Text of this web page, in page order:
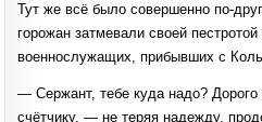
Тут же всё было совершенно по-
горожан затмевали своей
военнослужащих, прибывших с
— Сержант, тебе куда надо? Дорого
счётчику, — не теряя надежду,